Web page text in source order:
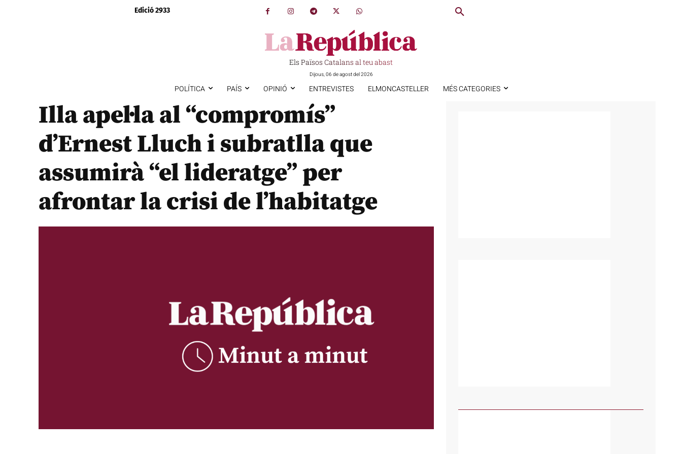
Edició 2933
Els Països Catalans al teu abast
Dijous, 06 de agost del 2026
POLÍTICA PAÍS OPINIÓ ENTREVISTES ELMONCASTELLER MÉS CATEGORIES
Illa apel·la al “compromís”
d’Ernest Lluch i subratlla que
assumirà “el lideratge” per
afrontar la crisi de l’habitatge